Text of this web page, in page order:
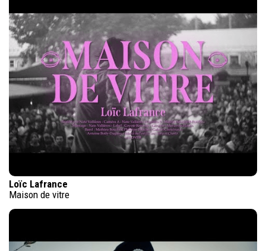
Loïc Lafrance
Maison de vitre